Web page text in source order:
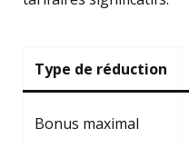
Type de réduction
Bonus maximal